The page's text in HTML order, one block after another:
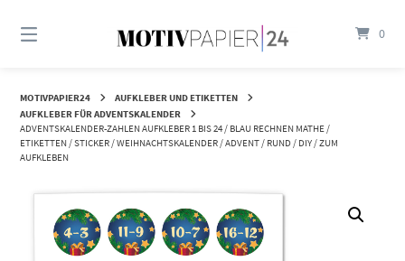
zum
0
MOTIVPAPIER24
AUFKLEBER UND ETIKETTEN
AUFKLEBER FÜR ADVENTSKALENDER
ADVENTSKALENDER-ZAHLEN AUFKLEBER 1 BIS 24 / BLAU RECHNEN MATHE /
ETIKETTEN / STICKER / WEIHNACHTSKALENDER / ADVENT / RUND / DIY / ZUM
AUFKLEBEN